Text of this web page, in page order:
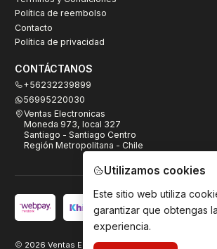
Política de reembolso
Contacto
Política de privacidad
CONTÁCTANOS
+56232239899
56995220030
Ventas Electronicas
Moneda 973, local 327
Santiago - Santiago Centro
Región Metropolitana - Chile
2026 Ventas Electrónicas.
Utilizamos cookies
Este sitio web utiliza
garantizar que obtengas
experiencia.